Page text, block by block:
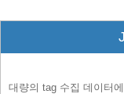
대량의 tag 수집 데이터